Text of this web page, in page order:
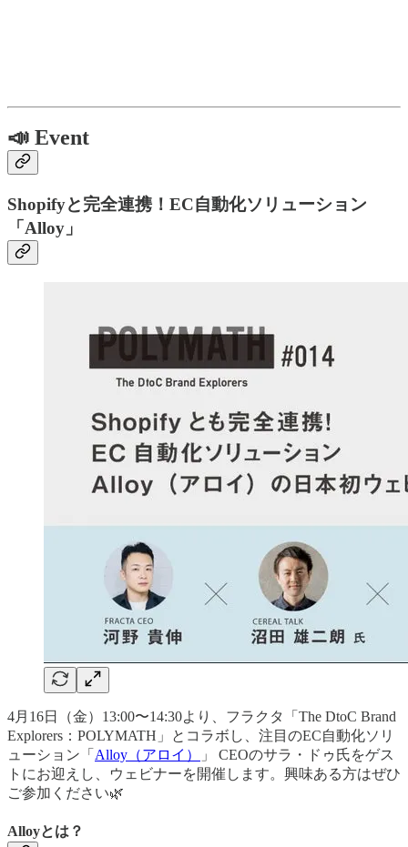
📣 Event
Shopifyと完全連携！EC自動化ソリューション
「Alloy」
4月16日（金）13:00〜14:30より、フラクタ「The DtoC Brand
Explorers：POLYMATH」とコラボし、注目のEC自動化ソリ
ューション「 Alloy（アロイ）
」 CEOのサラ・ドゥ氏をゲス
トにお迎えし、ウェビナーを開催します。興味ある方はぜひ
ご参加ください🌿
Alloyとは？